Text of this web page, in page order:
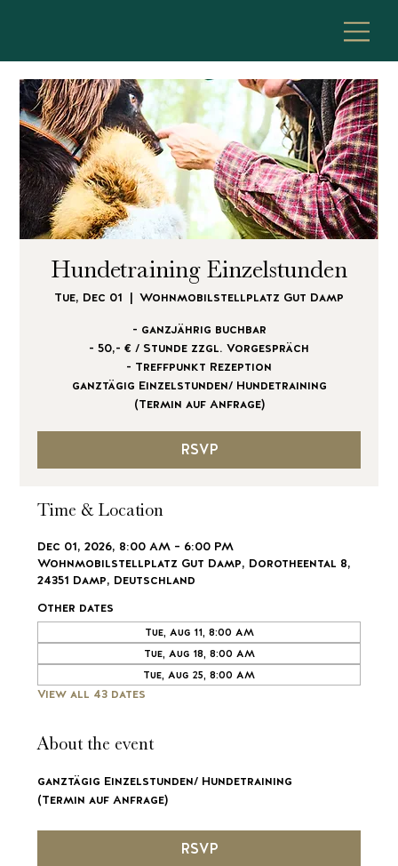
Hundetraining Einzelstunden
Tue, Dec 01
  |
Wohnmobilstellplatz Gut Damp
- ganzjährig buchbar
- 50,- € / Stunde zzgl. Vorgespräch
- Treffpunkt Rezeption
ganztägig Einzelstunden/ Hundetraining
(Termin auf Anfrage)
RSVP
Time & Location
Dec 01, 2026, 8:00 AM – 6:00 PM
Wohnmobilstellplatz Gut Damp, Dorotheental 8,
24351 Damp, Deutschland
Other dates
Tue, Aug 11, 8:00 AM
Tue, Aug 18, 8:00 AM
Tue, Aug 25, 8:00 AM
View all 43 dates
About the event
ganztägig Einzelstunden/ Hundetraining
(Termin auf Anfrage)
RSVP